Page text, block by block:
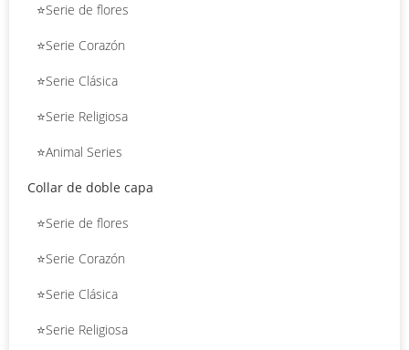
⭐Serie de flores
⭐Serie Corazón
⭐Serie Clásica
⭐Serie Religiosa
⭐Animal Series
Collar de doble capa
⭐Serie de flores
⭐Serie Corazón
⭐Serie Clásica
⭐Serie Religiosa